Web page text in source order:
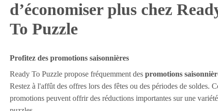
d’économiser plus chez
To Puzzle
Profitez des promotions saisonnières
Ready To Puzzle propose fréquemment des promotions
Restez à l'affût des offres lors des fêtes ou des périodes de soldes.
promotions peuvent offrir des réductions importantes sur une